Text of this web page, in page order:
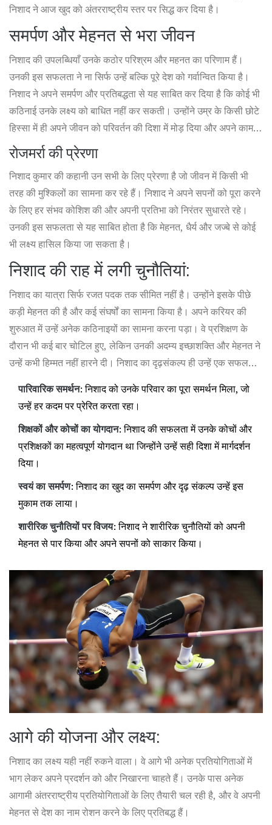
निशाद ने आज खुद को अंतरराष्ट्रीय स्तर पर सिद्ध कर दिया है।
समर्पण और मेहनत से भरा जीवन
निशाद की उपलब्धियाँ उनके कठोर परिश्रम और महनत का परिणाम हैं।
उनकी इस सफलता ने ना सिर्फ उन्हें बल्कि पूरे देश को गर्वान्वित किया है।
निशाद ने अपने समर्पण और प्रतिबद्धता से यह साबित कर दिया है कि कोई भी
कठिनाई उनके लक्ष्य को बाधित नहीं कर सकती। उन्होंने उम्र के किसी छोटे
हिस्सा में ही अपने जीवन को परिवर्तन की दिशा में मोड़ दिया और अपने काम में
मेहनत और समर्पण से यह स्थान हासिल किया है।
रोजमर्रा की प्रेरणा
निशाद कुमार की कहानी उन सभी के लिए प्रेरणा है जो जीवन में किसी भी
तरह की मुश्किलों का सामना कर रहे हैं। निशाद ने अपने सपनों को पूरा करने
के लिए हर संभव कोशिश की और अपनी प्रतिभा को निरंतर सुधारते रहे।
उनकी इस सफलता से यह साबित होता है कि मेहनत, धैर्य और जज्बे से कोई
भी लक्ष्य हासिल किया जा सकता है।
निशाद की राह में लगी चुनौतियां:
निशाद का यात्रा सिर्फ रजत पदक तक सीमित नहीं है। उन्होंने इसके पीछे
कड़ी मेहनत की है और कई संघर्षों का सामना किया है। अपने करियर की
शुरुआत में उन्हें अनेक कठिनाइयों का सामना करना पड़ा। वे प्रशिक्षण के
दौरान भी कई बार चोटिल हुए, लेकिन उनकी अदम्य इच्छाशक्ति और मेहनत ने
उन्हें कभी हिम्मत नहीं हारने दी। निशाद का दृढ़संकल्प ही उन्हें एक सफल
पारिवारिक समर्थन: निशाद को उनके परिवार का पूरा समर्थन मिला, जो
उन्हें हर कदम पर प्रेरित करता रहा।
शिक्षकों और कोचों का योगदान: निशाद की सफलता में उनके कोचों और
प्रशिक्षकों का महत्वपूर्ण योगदान था जिन्होंने उन्हें सही दिशा में मार्गदर्शन
दिया।
स्वयं का समर्पण: निशाद का खुद का समर्पण और दृढ़ संकल्प उन्हें इस
मुकाम तक लाया।
शारीरिक चुनौतियों पर विजय: निशाद ने शारीरिक चुनौतियों को अपनी
मेहनत से पार किया और अपने सपनों को साकार किया।
आगे की योजना और लक्ष्य:
निशाद का लक्ष्य यही नहीं रुकने वाला। वे आगे भी अनेक प्रतियोगिताओं में
भाग लेकर अपने प्रदर्शन को और निखारना चाहते हैं। उनके पास अनेक
आगामी अंतरराष्ट्रीय प्रतियोगिताओं के लिए तैयारी चल रही है, और वे अपनी
मेहनत से देश का नाम रोशन करने के लिए प्रतिबद्ध हैं।